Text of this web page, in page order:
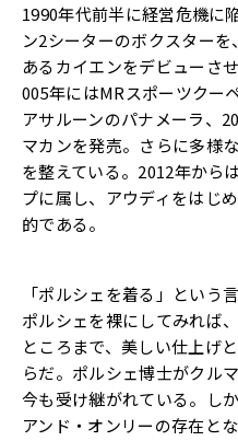
1990年代前半に経営危機に
ン2シーターのボクスター
あるカイエンをデビューさ
005年にはMRスポーツクー
アサルーンのパナメーラ、
マカンを発売。さらに多様
を整えている。2012年から
プに属し、アウディをはじ
的である。
「ポルシェを着る」という
ポルシェを裸にしてみれば
ところまで、美しい仕上げ
らだ。ポルシェ博士がクル
今も受け継がれている。し
アンド・オンリーの存在とな